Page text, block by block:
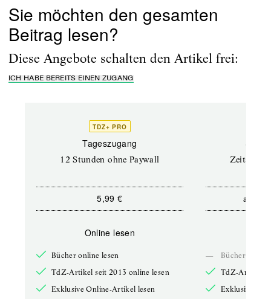
Sie möchten den gesamten
Beitrag lesen?
Diese Angebote schalten den Artikel frei:
ICH HABE BEREITS EINEN ZUGANG
TDZ+ PRO
Tageszugang
12 Stunden ohne Paywall
5,99 €
Online lesen
Bücher online lesen
TdZ-Artikel seit 2013 online lesen
Exklusive Online-Artikel lesen
ab
—
Bücher online
TdZ-Artikel
Exklusive